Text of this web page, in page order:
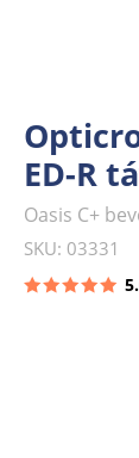
ED-R
Oasis C+
SKU: 03331